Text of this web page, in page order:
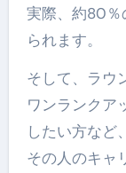
実際、約80％
られます。
そして、ラウ
ワンランクア
したい方など、
その人のキャ